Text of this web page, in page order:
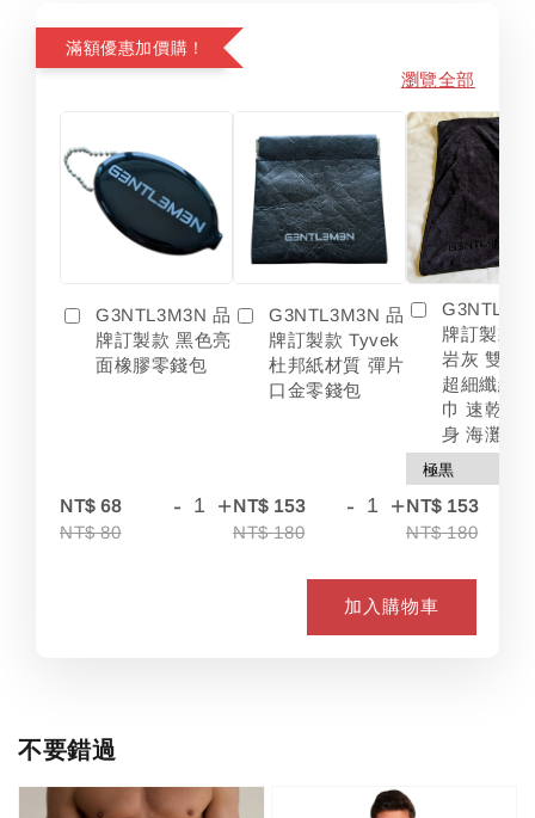
滿額優惠加價購！
瀏覽全部
G3NTL3M3N 品
牌訂製款 黑色亮
面橡膠零錢包
NT$ 68
NT$ 80
- +
G3NTL3M3N 品
牌訂製款 Tyvek
杜邦紙材質 彈片
口金零錢包
NT$ 153
NT$ 180
- +
牌訂製款
岩灰 雙色
超細纖維
巾 速乾 吸
身 海灘
NT$ 153
NT$ 180
加入購物車
不要錯過